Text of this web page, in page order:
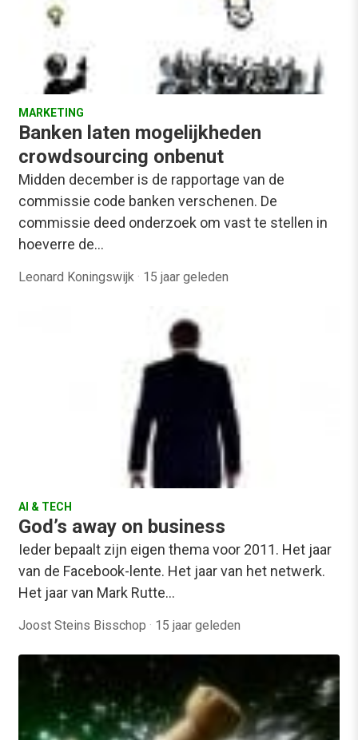
MARKETING
Banken laten mogelijkheden
crowdsourcing onbenut
Midden december is de rapportage van de
commissie code banken verschenen. De
commissie deed onderzoek om vast te stellen in
hoeverre de…
Leonard Koningswijk · 15 jaar geleden
AI & TECH
God’s away on business
Ieder bepaalt zijn eigen thema voor 2011. Het jaar
van de Facebook-lente. Het jaar van het netwerk.
Het jaar van Mark Rutte…
Joost Steins Bisschop · 15 jaar geleden